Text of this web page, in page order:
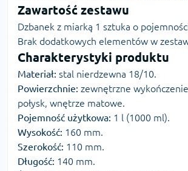
Zawartość zestawu
Dzbanek z miarką 1 sztuka o
Brak dodatkowych elementów w
Charakterystyki produktu
Materiał: stal nierdzewna 18/10.
Powierzchnie: zewnętrzne
połysk, wnętrze matowe.
Pojemność użytkowa: 1 l (1000 ml).
Wysokość: 160 mm.
Szerokość: 110 mm.
Długość: 140 mm.